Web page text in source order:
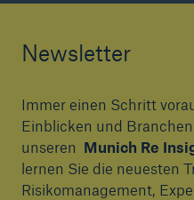
Newsletter
Immer einen Schritt
Einblicken und
unseren Munich Re
lernen Sie die neuesten
Risikomanagement,